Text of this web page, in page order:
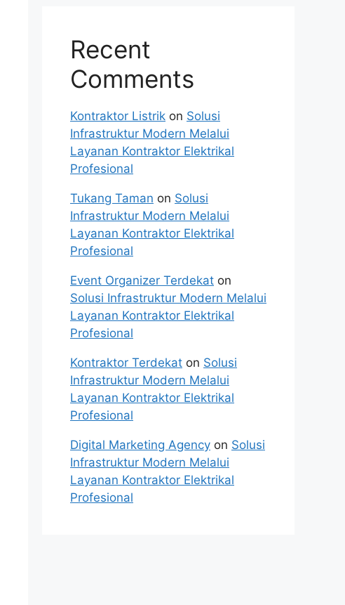
Recent
Comments
Kontraktor Listrik on Solusi
Infrastruktur Modern Melalui
Layanan Kontraktor Elektrikal
Profesional
Tukang Taman on Solusi
Infrastruktur Modern Melalui
Layanan Kontraktor Elektrikal
Profesional
Event Organizer Terdekat on
Solusi Infrastruktur Modern Melalui
Layanan Kontraktor Elektrikal
Profesional
Kontraktor Terdekat on Solusi
Infrastruktur Modern Melalui
Layanan Kontraktor Elektrikal
Profesional
Digital Marketing Agency on Solusi
Infrastruktur Modern Melalui
Layanan Kontraktor Elektrikal
Profesional